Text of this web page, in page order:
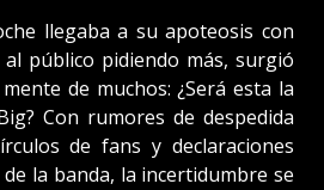
llegaba a su apoteosis con
público pidiendo más, surgió
de muchos: ¿Será esta la
Con rumores de despedida
de fans y declaraciones
la banda, la incertidumbre se